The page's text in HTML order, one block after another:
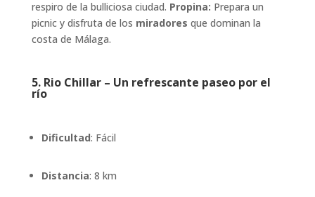
respiro de la bulliciosa ciudad. Propina: Prepara un
picnic y disfruta de los miradores que dominan la
costa de Málaga.
5.Rio Chillar – Un refrescante paseo por el
río
Dificultad: Fácil
Distancia: 8 km